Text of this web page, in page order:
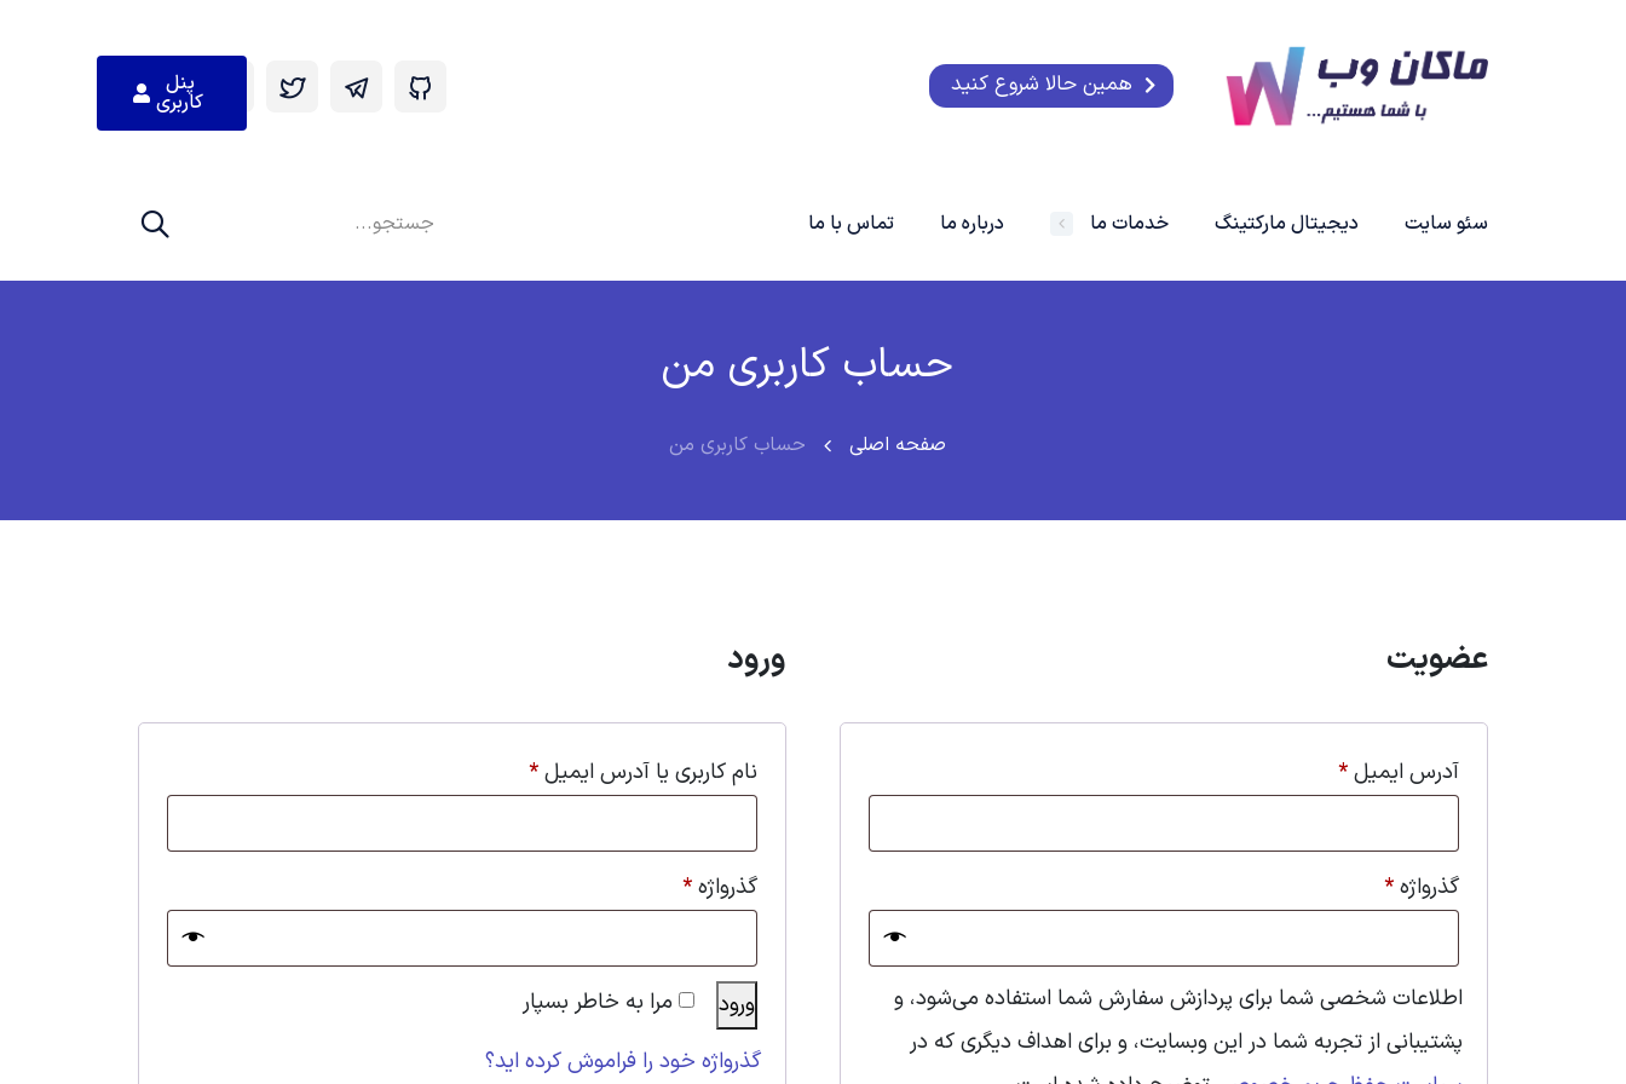
پنل
کاربری
همین حالا شروع کنید
سئو سایت دیجیتال مارکتینگ خدمات ما درباره ما تماس با ما
حساب کاربری من
صفحه اصلی حساب کاربری من
ورود
نام کاربری یا آدرس ایمیل*
گذرواژه*
مرا به خاطر بسپار
ورود
گذرواژه خود را فراموش کرده اید؟
عضویت
آدرس ایمیل*
گذرواژه*
اطلاعات شخصی شما برای پردازش سفارش شما استفاده می‌شود، و
پشتیبانی از تجربه شما در این وبسایت، و برای اهداف دیگری که در